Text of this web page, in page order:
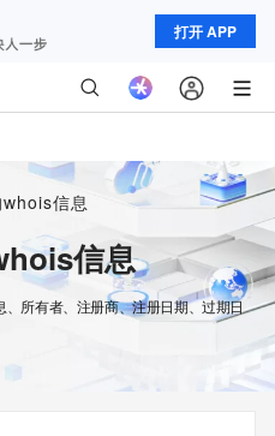
打开 APP
信息
信息
所有者、注册商、注册日期、过期日